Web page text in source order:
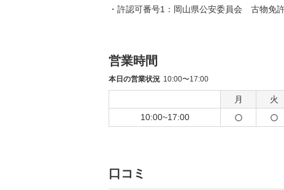
・許認可番号1：岡山県公安委員会 古物免
営業時間
本日の営業状況 10:00〜17:00
月 火
10:00~17:00
口コミ